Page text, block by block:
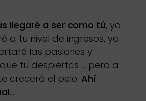
llegaré a ser como tú, yo
a tu nivel de ingresos, yo
las pasiones y
tu despiertas … pero a
crecerá el pelo. Ahí
…